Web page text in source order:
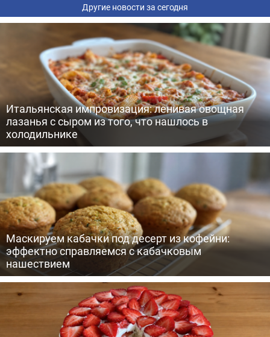
Другие новости за сегодня
Итальянская импровизация: ленивая овощная
лазанья с сыром из того, что нашлось в
холодильнике
Маскируем кабачки под десерт из кофейни:
эффектно справляемся с кабачковым
нашествием